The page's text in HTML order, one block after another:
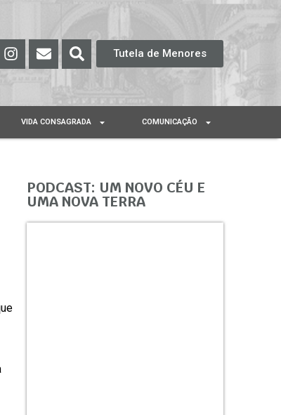
Tutela de Menores
VIDA CONSAGRADA COMUNICAÇÃO
PODCAST: UM NOVO CÉU E
UMA NOVA TERRA